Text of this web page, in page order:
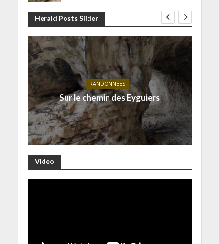
Herald Posts Slider
RANDONNÉES
Sur le chemin des Eyguiers
Video